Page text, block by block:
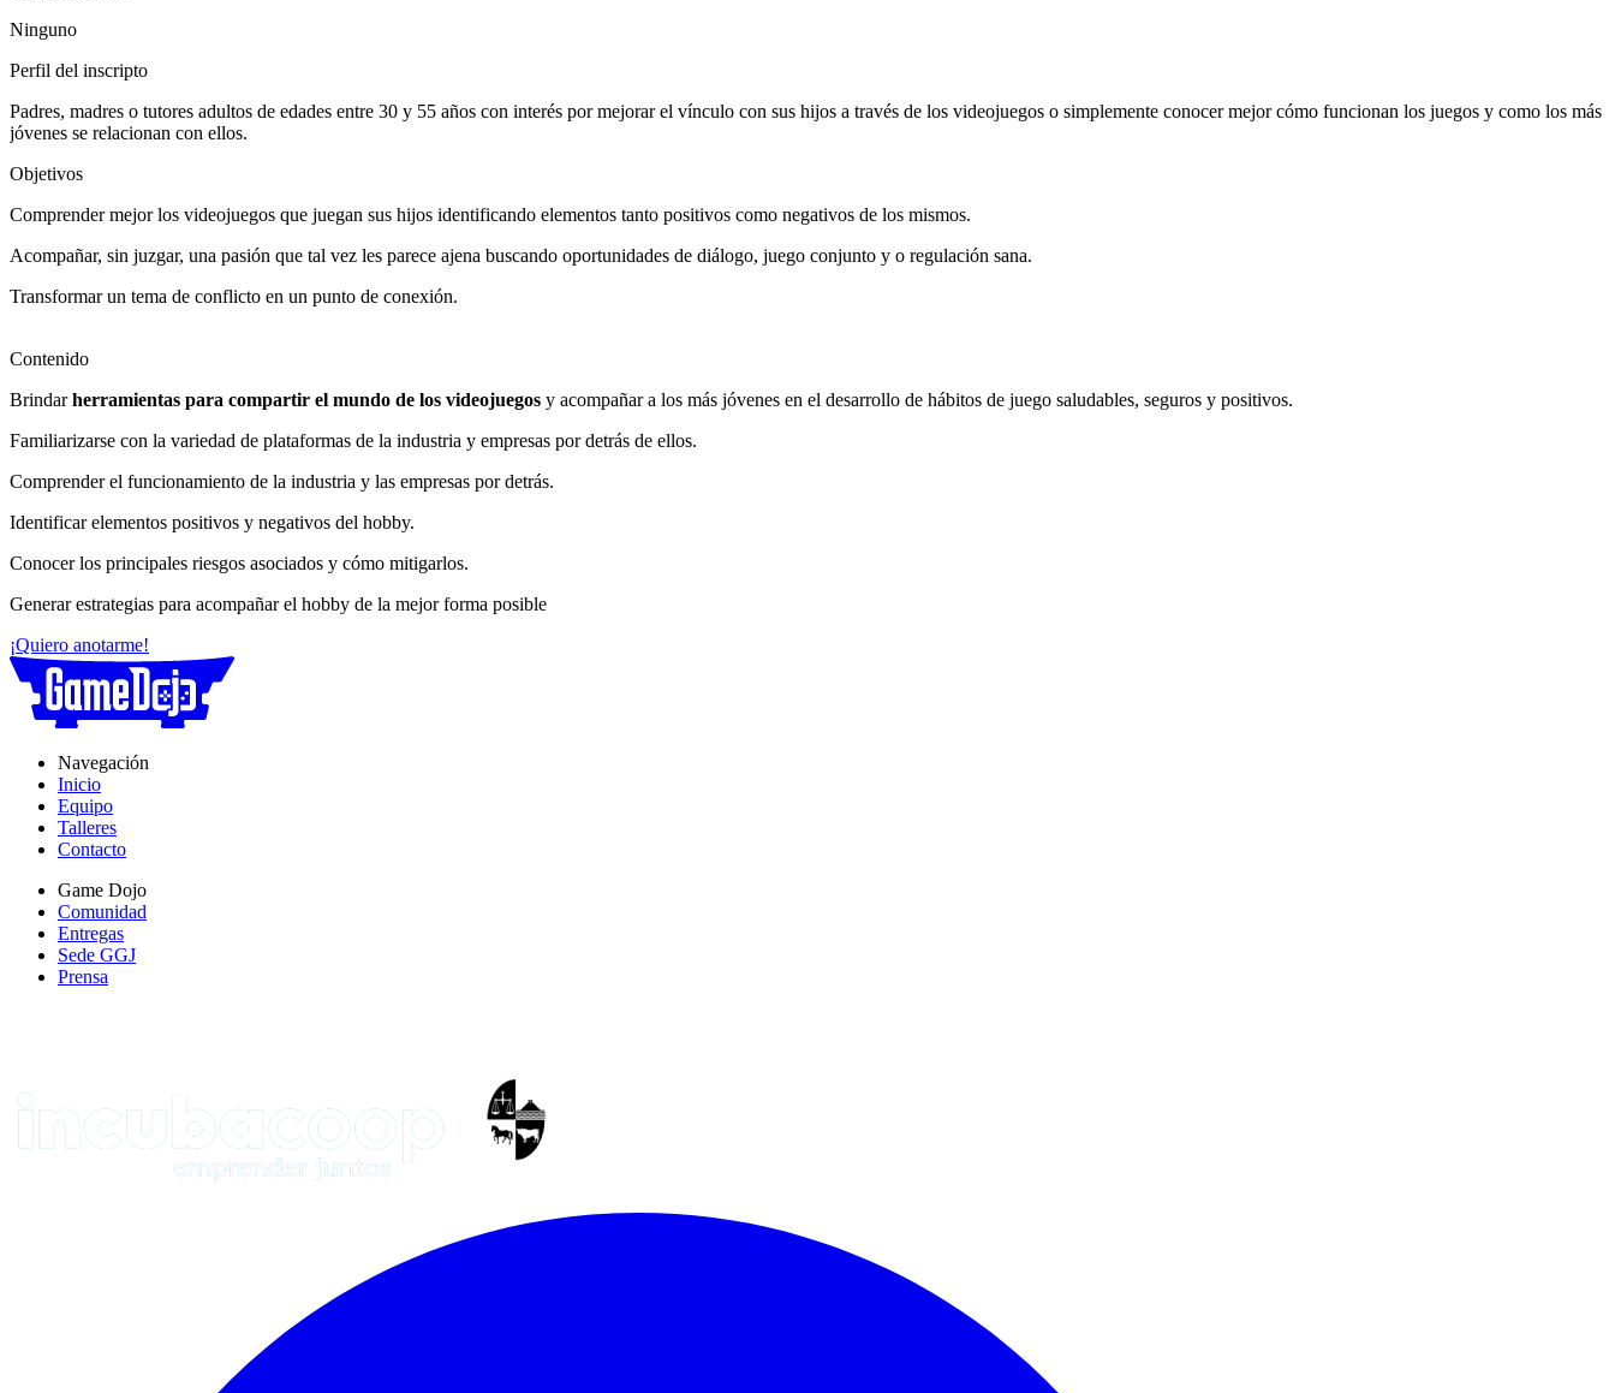
Ninguno
Perfil del inscripto
Padres, madres o tutores adultos de edades entre 30 y 55 años con interés por mejorar el vínculo con sus hijos a través de los videojuegos o simplemente conocer mejor cómo funcionan los juegos y como los más
jóvenes se relacionan con ellos.
Objetivos
Comprender mejor los videojuegos que juegan sus hijos identificando elementos tanto positivos como negativos de los mismos.
Acompañar, sin juzgar, una pasión que tal vez les parece ajena buscando oportunidades de diálogo, juego conjunto y o regulación sana.
Transformar un tema de conflicto en un punto de conexión.
Contenido
Brindarherramientas para compartir el mundo de los videojuegos y acompañar a los más jóvenes en el desarrollo de hábitos de juego saludables, seguros y positivos.
Familiarizarse con la variedad de plataformas de la industria y empresas por detrás de ellos.
Comprender el funcionamiento de la industria y las empresas por detrás.
Identificar elementos positivos y negativos del hobby.
Conocer los principales riesgos asociados y cómo mitigarlos.
Generar estrategias para acompañar el hobby de la mejor forma posible
¡Quiero anotarme!
Navegación
Inicio
Equipo
Talleres
Contacto
Game Dojo
Comunidad
Entregas
Sede GGJ
Prensa